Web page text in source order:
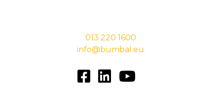
013 220 1600
info@bumbal.eu